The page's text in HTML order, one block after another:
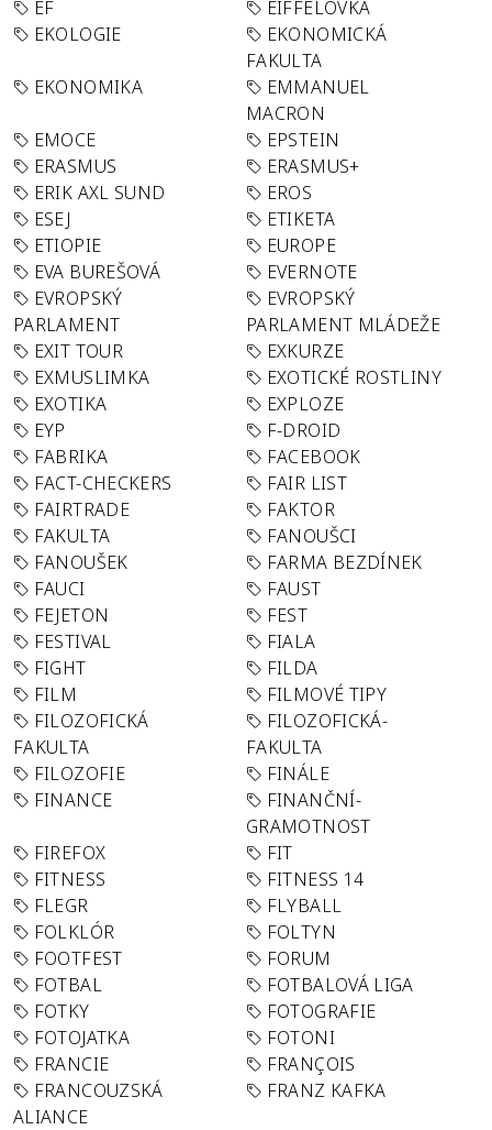
EF
EIFFELOVKA
EKOLOGIE
EKONOMICKÁ
FAKULTA
EKONOMIKA
EMMANUEL
MACRON
EMOCE
EPSTEIN
ERASMUS
ERASMUS+
ERIK AXL SUND
EROS
ESEJ
ETIKETA
ETIOPIE
EUROPE
EVA BUREŠOVÁ
EVERNOTE
EVROPSKÝ
PARLAMENT
EVROPSKÝ
PARLAMENT MLÁDEŽE
EXIT TOUR
EXKURZE
EXMUSLIMKA
EXOTICKÉ ROSTLINY
EXOTIKA
EXPLOZE
EYP
F-DROID
FABRIKA
FACEBOOK
FACT-CHECKERS
FAIR LIST
FAIRTRADE
FAKTOR
FAKULTA
FANOUŠCI
FANOUŠEK
FARMA BEZDÍNEK
FAUCI
FAUST
FEJETON
FEST
FESTIVAL
FIALA
FIGHT
FILDA
FILM
FILMOVÉ TIPY
FILOZOFICKÁ
FAKULTA
FILOZOFICKÁ-
FAKULTA
FILOZOFIE
FINÁLE
FINANCE
FINANČNÍ-
GRAMOTNOST
FIREFOX
FIT
FITNESS
FITNESS 14
FLEGR
FLYBALL
FOLKLÓR
FOLTYN
FOOTFEST
FORUM
FOTBAL
FOTBALOVÁ LIGA
FOTKY
FOTOGRAFIE
FOTOJATKA
FOTONI
FRANCIE
FRANÇOIS
FRANCOUZSKÁ
ALIANCE
FRANZ KAFKA